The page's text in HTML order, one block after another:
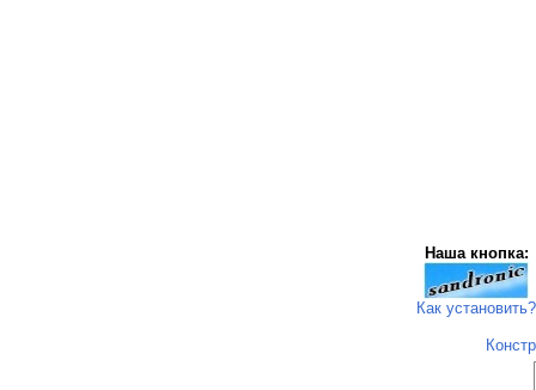
Наша кнопка:
Как установить?